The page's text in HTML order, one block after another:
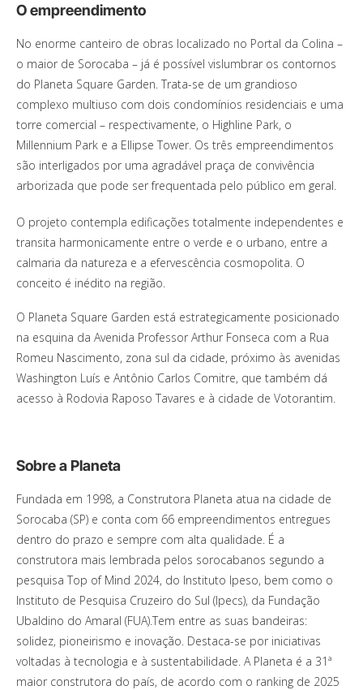
O empreendimento
No enorme canteiro de obras localizado no Portal da Colina –
o maior de Sorocaba – já é possível vislumbrar os contornos
do Planeta Square Garden. Trata-se de um grandioso
complexo multiuso com dois condomínios residenciais e uma
torre comercial – respectivamente, o Highline Park, o
Millennium Park e a Ellipse Tower. Os três empreendimentos
são interligados por uma agradável praça de convivência
arborizada que pode ser frequentada pelo público em geral.
O projeto contempla edificações totalmente independentes e
transita harmonicamente entre o verde e o urbano, entre a
calmaria da natureza e a efervescência cosmopolita. O
conceito é inédito na região.
O Planeta Square Garden está estrategicamente posicionado
na esquina da Avenida Professor Arthur Fonseca com a Rua
Romeu Nascimento, zona sul da cidade, próximo às avenidas
Washington Luís e Antônio Carlos Comitre, que também dá
acesso à Rodovia Raposo Tavares e à cidade de Votorantim.
Sobre a Planeta
Fundada em 1998, a Construtora Planeta atua na cidade de
Sorocaba (SP) e conta com 66 empreendimentos entregues
dentro do prazo e sempre com alta qualidade. É a
construtora mais lembrada pelos sorocabanos segundo a
pesquisa Top of Mind 2024, do Instituto Ipeso, bem como o
Instituto de Pesquisa Cruzeiro do Sul (Ipecs), da Fundação
Ubaldino do Amaral (FUA).Tem entre as suas bandeiras:
solidez, pioneirismo e inovação. Destaca-se por iniciativas
voltadas à tecnologia e à sustentabilidade. A Planeta é a 31ª
maior construtora do país, de acordo com o ranking de 2025